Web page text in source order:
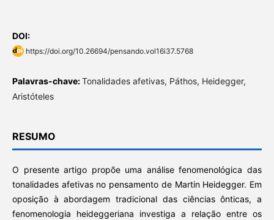
DOI:
https://doi.org/10.26694/pensando.vol16i37.5768
Palavras-chave:Tonalidades afetivas, Páthos, Heidegger,
Aristóteles
RESUMO
O presente artigo propõe uma análise fenomenológica das
tonalidades afetivas no pensamento de Martin Heidegger. Em
oposição à abordagem tradicional das ciências ônticas, a
fenomenologia heideggeriana investiga a relação entre os